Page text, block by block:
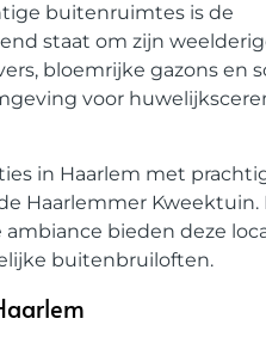
buitenruimtes is de
staat om zijn
bloemrijke gazons en
voor
in Haarlem met
Haarlemmer Kweektuin.
bieden deze
buitenbruiloften.